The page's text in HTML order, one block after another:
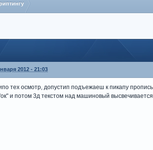
2012 - 21:03
тех осмотр, допустип подъежаеш к пикапу
и потом 3д текстом над машиновый